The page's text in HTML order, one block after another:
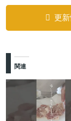
更
関連